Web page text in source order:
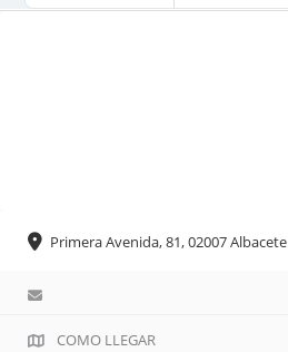
Primera Avenida, 81, 02007 Albacete
COMO LLEGAR